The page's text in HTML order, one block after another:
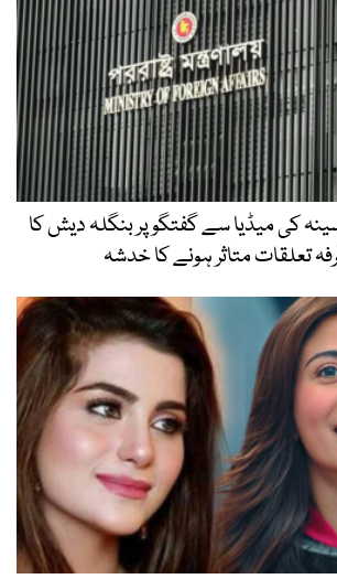
کی میڈیا سے گفتگو پر بنگلہ دیش کا
تعلقات متاثر ہونے کا خدشہ